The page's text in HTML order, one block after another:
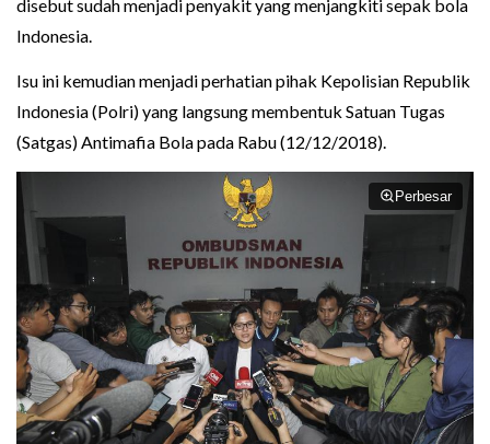
disebut sudah menjadi penyakit yang menjangkiti sepak bola
Indonesia.
Isu ini kemudian menjadi perhatian pihak Kepolisian Republik
Indonesia (Polri) yang langsung membentuk Satuan Tugas
(Satgas) Antimafia Bola pada Rabu (12/12/2018).
Perbesar